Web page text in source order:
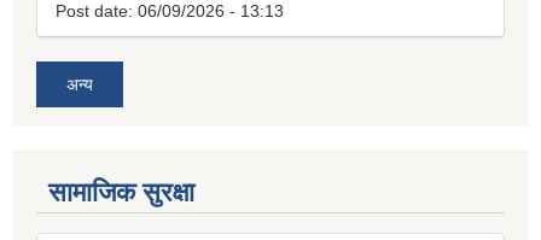
Post date: 06/09/2026 - 13:13
अन्य
सामाजिक सुरक्षा